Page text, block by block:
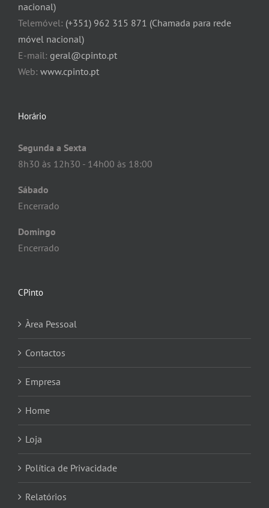
nacional)
Telemóvel: (+351) 962 315 871 (Chamada para rede
móvel nacional)
E-mail: geral@cpinto.pt
Web: www.cpinto.pt
Horário
Segunda a Sexta
8h30 às 12h30 - 14h00 às 18:00
Sábado
Encerrado
Domingo
Encerrado
CPinto
Àrea Pessoal
Contactos
Empresa
Home
Loja
Política de Privacidade
Relatórios